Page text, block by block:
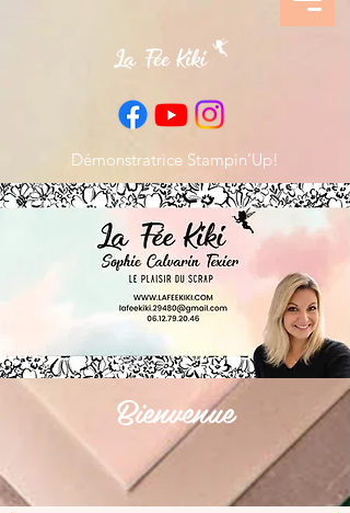
Démonstratrice Stampin’Up!
Bienvenue